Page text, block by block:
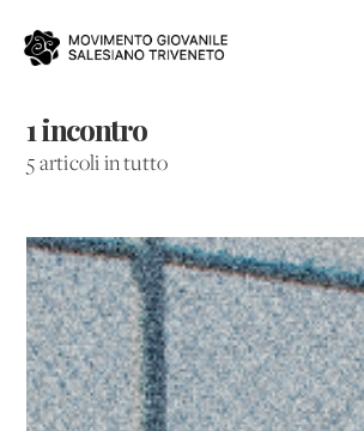
1 incontro
5 articoli in tutto